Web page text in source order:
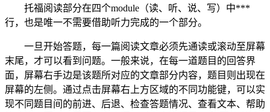
托福阅读部分在四个module（读、听、说、写）中***
行，也是唯一不需要借助听力完成的一个部分。
一旦开始答题，每一篇阅读文章必须先通读或滚动至屏幕
末尾，才可以看到问题。一般来说，在每一道题目的回答界
面，屏幕右手边是该题所对应的文章部分内容，题目则出现在
屏幕的左侧。通过点击屏幕右上方区域的不同功能键，可以实
现不同题目间的前进、后退、检查答题情况、查看文本、帮助